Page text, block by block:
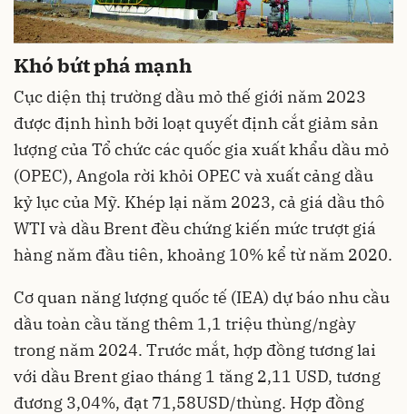
Khó bứt phá mạnh
Cục diện thị trường dầu mỏ thế giới năm 2023
được định hình bởi loạt quyết định cắt giảm sản
lượng của Tổ chức các quốc gia xuất khẩu dầu mỏ
(OPEC), Angola rời khỏi OPEC và xuất cảng dầu
kỷ lục của Mỹ. Khép lại năm 2023, cả giá dầuthô
WTI và dầu Brent đều chứng kiến mức trượt giá
hàng năm đầu tiên, khoảng 10% kể từ năm 2020.
Cơ quan năng lượng quốc tế (IEA) dự báo nhu cầu
dầu toàn cầu tăng thêm 1,1 triệu thùng/ngày
trong năm 2024. Trước mắt, hợp đồng tương lai
với dầu Brent giao tháng 1 tăng 2,11 USD, tương
đương 3,04%, đạt 71,58USD/thùng. Hợp đồng